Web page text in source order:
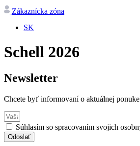
Zákaznícka zóna
SK
Schell 2026
Newsletter
Chcete byť informovaní o aktuálnej
Súhlasím so spracovaním svojich
Odoslať